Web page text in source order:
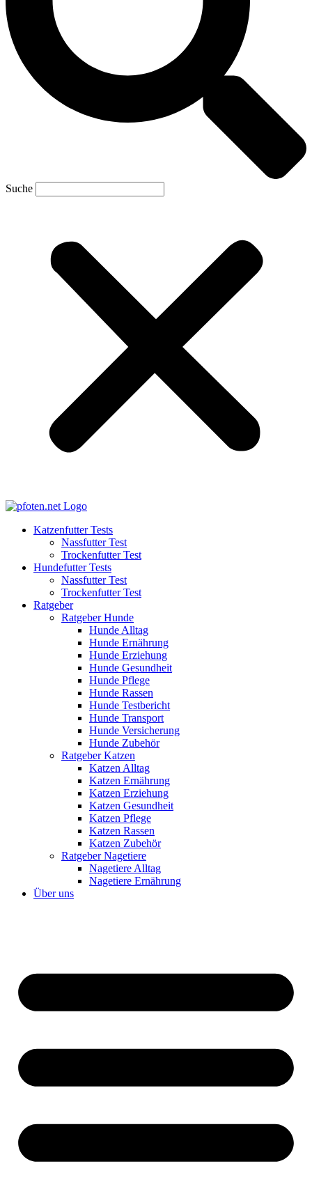
Suche
Katzenfutter Tests
Nassfutter Test
Trockenfutter Test
Hundefutter Tests
Nassfutter Test
Trockenfutter Test
Ratgeber
Ratgeber Hunde
Hunde Alltag
Hunde Ernährung
Hunde Erziehung
Hunde Gesundheit
Hunde Pflege
Hunde Rassen
Hunde Testbericht
Hunde Transport
Hunde Versicherung
Hunde Zubehör
Ratgeber Katzen
Katzen Alltag
Katzen Ernährung
Katzen Erziehung
Katzen Gesundheit
Katzen Pflege
Katzen Rassen
Katzen Zubehör
Ratgeber Nagetiere
Nagetiere Alltag
Nagetiere Ernährung
Über uns